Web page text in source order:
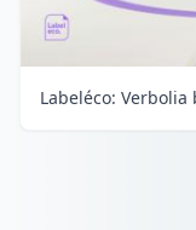
Labeléco: